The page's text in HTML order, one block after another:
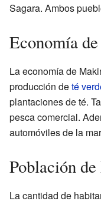
Sagara. Ambos
Economía
La economía de
producción deté
plantaciones de té.
pesca comercial.
automóviles de la
Población
La cantidad de